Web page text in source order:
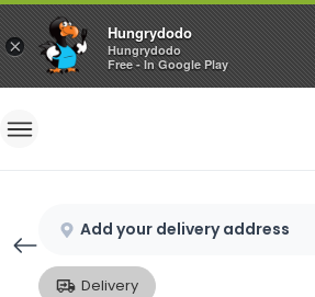
×
Hungrydodo
Hungrydodo
Free - In Google Play
Home
Sign Up
Add your delivery address
Delivery